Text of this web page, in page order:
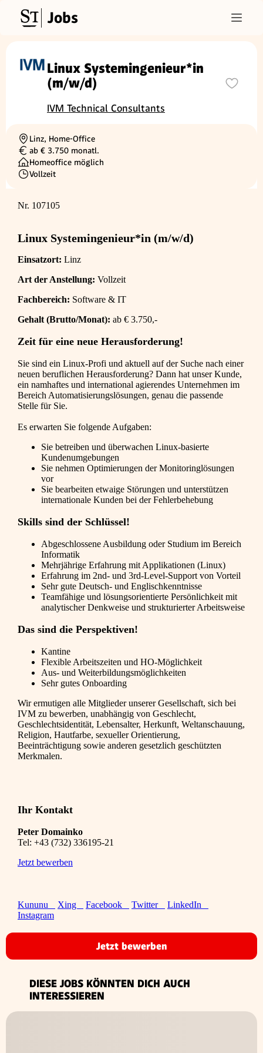
Jobs
Linux Systemingenieur*in
(m/w/d)
IVM Technical Consultants
Ortschaft
Linz, Home-Office
Gehalt
ab € 3.750 monatl.
Homeoffice möglich
Beschäftigungsart
Vollzeit
Nr. 107105
Linux Systemingenieur*in (m/w/d)
Einsatzort: Linz
Art der Anstellung: Vollzeit
Fachbereich: Software & IT
Gehalt (Brutto/Monat): ab € 3.750,-
Zeit für eine neue Herausforderung!
Sie sind ein Linux-Profi und aktuell auf der Suche nach einer
neuen beruflichen Herausforderung? Dann hat unser Kunde,
ein namhaftes und international agierendes Unternehmen im
Bereich Automatisierungslösungen, genau die passende
Stelle für Sie.
Es erwarten Sie folgende Aufgaben:
Sie betreiben und überwachen Linux-basierte
Kundenumgebungen
Sie nehmen Optimierungen der Monitoringlösungen
vor
Sie bearbeiten etwaige Störungen und unterstützen
internationale Kunden bei der Fehlerbehebung
Skills sind der Schlüssel!
Abgeschlossene Ausbildung oder Studium im Bereich
Informatik
Mehrjährige Erfahrung mit Applikationen (Linux)
Erfahrung im 2nd- und 3rd-Level-Support von Vorteil
Sehr gute Deutsch- und Englischkenntnisse
Teamfähige und lösungsorientierte Persönlichkeit mit
analytischer Denkweise und strukturierter Arbeitsweise
Das sind die Perspektiven!
Kantine
Flexible Arbeitszeiten und HO-Möglichkeit
Aus- und Weiterbildungsmöglichkeiten
Sehr gutes Onboarding
Wir ermutigen alle Mitglieder unserer Gesellschaft, sich bei
IVM zu bewerben, unabhängig von Geschlecht,
Geschlechtsidentität, Lebensalter, Herkunft, Weltanschauung,
Religion, Hautfarbe, sexueller Orientierung,
Beeinträchtigung sowie anderen gesetzlich geschützten
Merkmalen.
Ihr Kontakt
Peter Domainko
Tel: +43 (732) 336195-21
Jetzt bewerben
Kununu Xing Facebook Twitter
LinkedIn
Instagram
Jetzt bewerben
DIESE JOBS KÖNNTEN DICH AUCH
INTERESSIEREN